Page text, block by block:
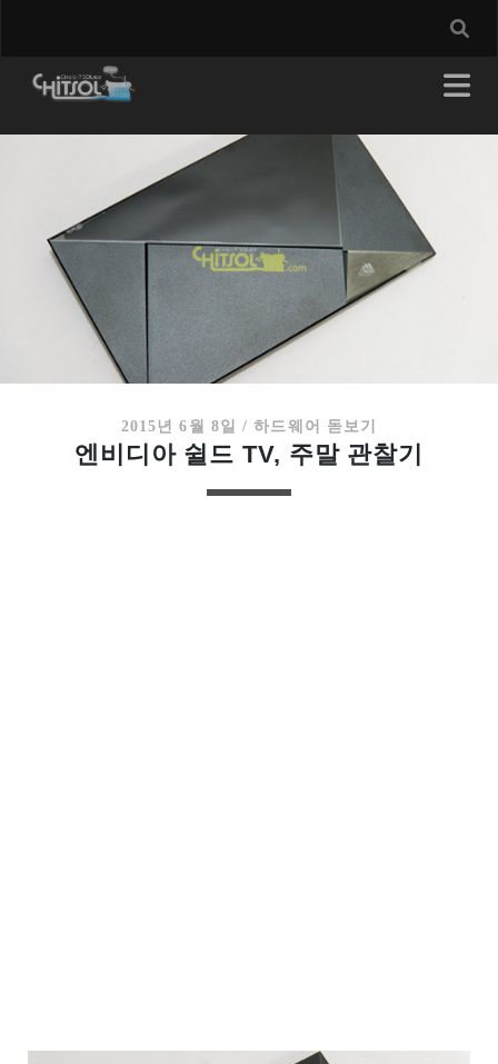
2015년 6월 8일 /하드웨어 돋보기
엔비디아 쉴드 TV, 주말 관찰기